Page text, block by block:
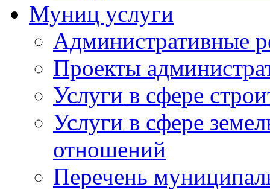
Муниц услуги
Административные
Проекты
Услуги в сфере
Услуги в сфере
отношений
Перечень